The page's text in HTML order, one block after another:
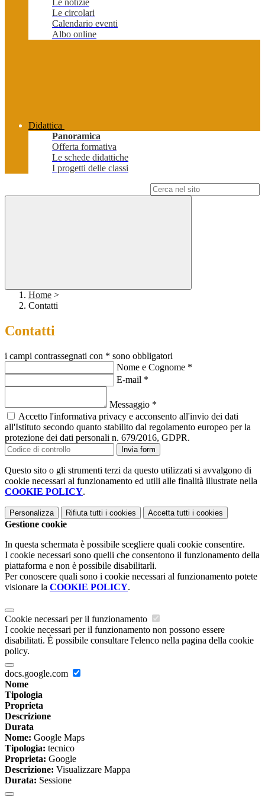
Le notizie
Le circolari
Calendario eventi
Albo online
Didattica
Panoramica
Offerta formativa
Le schede didattiche
I progetti delle classi
Home >
Contatti
Contatti
i campi contrassegnati con * sono obbligatori
Nome e Cognome *
E-mail *
Messaggio *
Accetto l'informativa privacy e acconsento all'invio dei dati
all'Istituto secondo quanto stabilito dal regolamento europeo per la
protezione dei dati personali n. 679/2016, GDPR.
Invia form
Questo sito o gli strumenti terzi da questo utilizzati si avvalgono di
cookie necessari al funzionamento ed utili alle finalità illustrate nella
COOKIE POLICY.
Personalizza Rifiuta tutti i cookies Accetta tutti i cookies
Gestione cookie
In questa schermata è possibile scegliere quali cookie consentire.
I cookie necessari sono quelli che consentono il funzionamento della
piattaforma e non è possibile disabilitarli.
Per conoscere quali sono i cookie necessari al funzionamento potete
visionare la COOKIE POLICY.
Cookie necessari per il funzionamento
I cookie necessari per il funzionamento non possono essere
disabilitati. È possibile consultare l'elenco nella pagina della cookie
policy.
docs.google.com
Nome
Tipologia
Proprieta
Descrizione
Durata
Nome: Google Maps
Tipologia: tecnico
Proprieta: Google
Descrizione: Visualizzare Mappa
Durata: Sessione